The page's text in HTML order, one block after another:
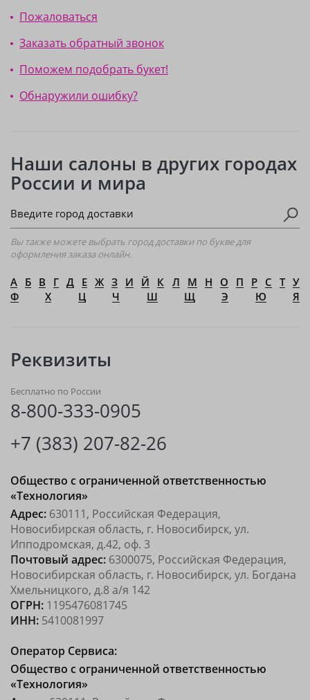
Пожаловаться
Заказать обратный звонок
Поможем подобрать букет!
Обнаружили ошибку?
Наши салоны в других городах
России и мира
Вы также можете выбрать город доставки по букве для
оформления заказа онлайн.
А Б В Г Д Е Ж З И Й К Л М Н О П Р С Т У
Ф
Х Ц Ч Ш Щ Э Ю Я
Реквизиты
Бесплатно по России
8-800-333-0905
+7 (383) 207-82-26
Общество с ограниченной ответственностью
«Технология»
Адрес: 630111, Российская Федерация,
Новосибирская область, г. Новосибирск, ул.
Ипподромская, д.42, оф. 3
Почтовый адрес: 6300075, Российская Федерация,
Новосибирская область, г. Новосибирск, ул. Богдана
Хмельницкого, д.8 а/я 142
ОГРН: 1195476081745
ИНН: 5410081997
Оператор Сервиса:
Общество с ограниченной ответственностью
«Технология»